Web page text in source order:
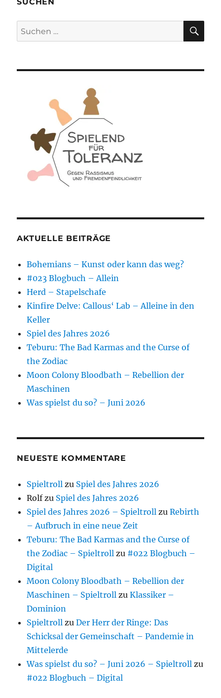
die
Suchen
nach:
AKTUELLE BEITRÄGE
Bohemians – Kunst oder kann das weg?
#023 Blogbuch – Allein
Herd – Stapelschafe
Kinfire Delve: Callous‘ Lab – Alleine in den
Keller
Spiel des Jahres 2026
Teburu: The Bad Karmas and the Curse of
the Zodiac
Moon Colony Bloodbath – Rebellion der
Maschinen
Was spielst du so? – Juni 2026
NEUESTE KOMMENTARE
Spieltroll zu Spiel des Jahres 2026
Rolfzu Spiel des Jahres 2026
Spiel des Jahres 2026 – Spieltroll zuRebirth
– Aufbruch in eine neue Zeit
Teburu: The Bad Karmas and the Curse of
the Zodiac – Spieltroll zu #022 Blogbuch –
Digital
Moon Colony Bloodbath – Rebellion der
Maschinen – Spieltroll zuKlassiker –
Dominion
Spieltroll zuDer Herr der Ringe: Das
Schicksal der Gemeinschaft – Pandemie in
Mittelerde
Was spielst du so? – Juni 2026 – Spieltroll zu
#022 Blogbuch – Digital